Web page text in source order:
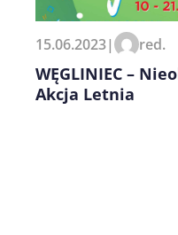
dane w tej przeglądarce
15.06.2023| red.
WĘGLINIEC –
Akcja Letnia